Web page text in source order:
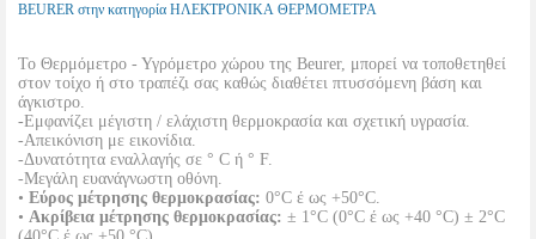
BEURER στην κατηγορία ΗΛΕΚΤΡΟΝΙΚΑ ΘΕΡΜΟΜΕΤΡΑ
Το Θερμόμετρο - Υγρόμετρο χώρου της Beurer, μπορεί να τοποθετηθεί
στον τοίχο ή στο τραπέζι σας καθώς διαθέτει πτυσσόμενη βάση και
άγκιστρο.
-Εμφανίζει μέγιστη / ελάχιστη θερμοκρασία και σχετική υγρασία.
-Απεικόνιση με εικονίδια.
-Δυνατότητα εναλλαγής σε ° C ή ° F.
-Μεγάλη ευανάγνωστη οθόνη.
• Εύρος μέτρησης θερμοκρασίας: 0°C έ ως +50°C.
• Ακρίβεια μέτρησης θερμοκρασίας: ± 1°C (0°C έ ως +40 °C) ± 2°C